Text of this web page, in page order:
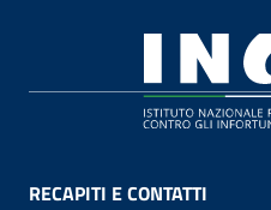
RECAPITI E CONTATTI